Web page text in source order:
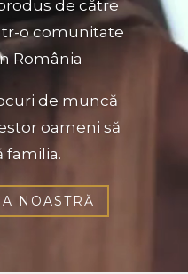
de către
o comunitate
România
de muncă
oameni să
familia.
NOASTRĂ